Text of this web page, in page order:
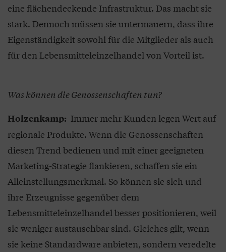
eine flächendeckende Infrastruktur. Das macht sie
stark. Dennoch müssen sie untermauern, dass ihre
Eigenständigkeit sowohl für die Mitglieder als auch
für den Lebensmitteleinzelhandel von Vorteil ist.
Was können die Genossenschaften tun?
Holzenkamp: Immer mehr Kunden legen Wert auf
regionale Produkte. Wenn die Genossenschaften
diesen Trend bedienen und mit einer geeigneten
Marketing-Strategie flankieren, schaffen sie ein
Alleinstellungsmerkmal. So können sie sich und
ihre Erzeugnisse gegenüber dem
Lebensmitteleinzelhandel besser positionieren, weil
sie weniger austauschbar sind. Gleiches gilt, wenn
sie keine Standardware anbieten, sondern veredelte